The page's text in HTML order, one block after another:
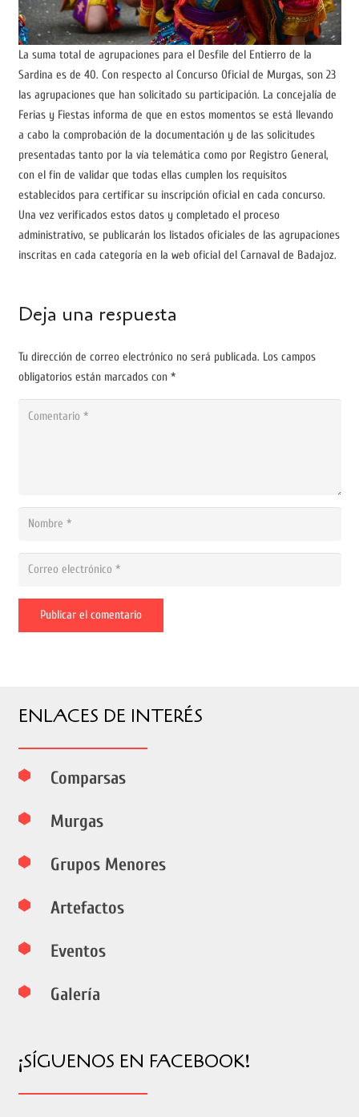
La suma total de agrupaciones para el Desfile del Entierro de la
Sardina es de 40. Con respecto al Concurso Oficial de Murgas, son 23
las agrupaciones que han solicitado su participación. La concejalía de
Ferias y Fiestas informa de que en estos momentos se está llevando
a cabo la comprobación de la documentación y de las solicitudes
presentadas tanto por la vía telemática como por Registro General,
con el fin de validar que todas ellas cumplen los requisitos
establecidos para certificar su inscripción oficial en cada concurso.
Una vez verificados estos datos y completado el proceso
administrativo, se publicarán los listados oficiales de las agrupaciones
inscritas en cada categoría en la web oficial del Carnaval de Badajoz.
Deja una respuesta
Tu dirección de correo electrónico no será publicada. Los campos
obligatorios están marcados con *
Publicar el comentario
ENLACES DE INTERÉS
Comparsas
Murgas
Grupos Menores
Artefactos
Eventos
Galería
¡SÍGUENOS EN FACEBOOK!